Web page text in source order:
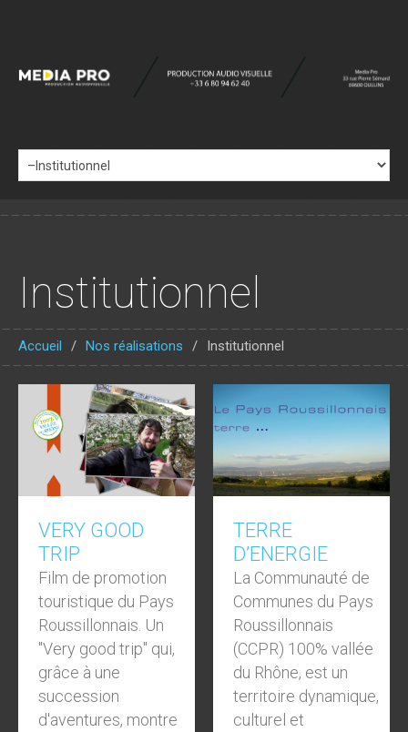
Institutionnel
Accueil Nos réalisations Institutionnel
VERY GOOD
TRIP
Film de promotion
touristique du Pays
Roussillonnais. Un
"Very good trip" qui,
grâce à une
succession
d'aventures, montre
TERRE
D’ENERGIE
La Communauté de
Communes du Pays
Roussillonnais
(CCPR) 100% vallée
du Rhône, est un
territoire dynamique,
culturel et